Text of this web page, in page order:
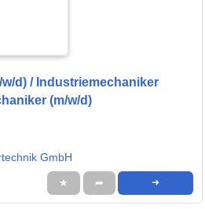
d) / Industriemechaniker
(m/w/d)
GmbH
★ ➦ ➜